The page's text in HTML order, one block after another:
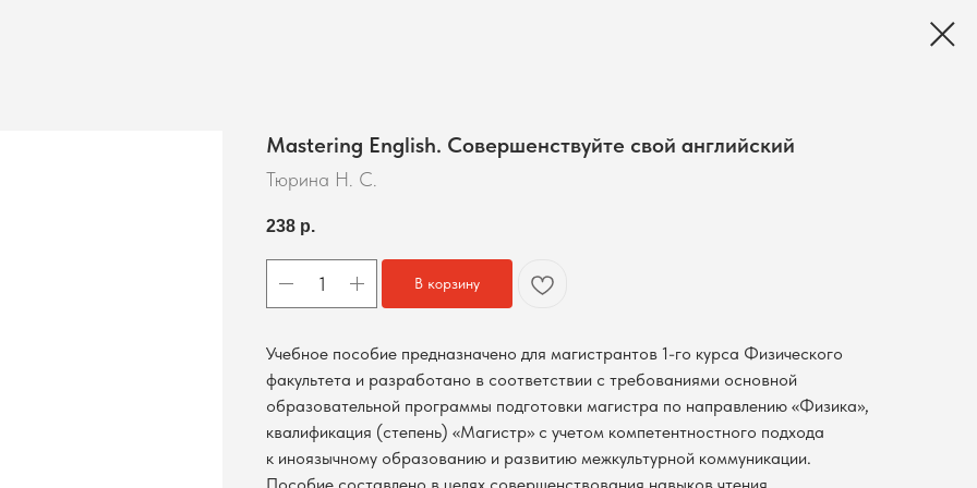
Mastering English. Совершенствуйте свой английский
Тюрина Н. С.
238 р.
В корзину
Учебное пособие предназначено для магистрантов 1-го курса Физического
факультета и разработано в соответствии с требованиями основной
образовательной программы подготовки магистра по направлению «Физика»,
квалификация (степень) «Магистр» с учетом компетентностного подхода
к иноязычному образованию и развитию межкультурной коммуникации.